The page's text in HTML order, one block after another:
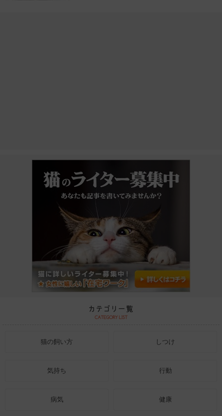
猫の飼い方 しつけ
気持ち 行動
病気 健康